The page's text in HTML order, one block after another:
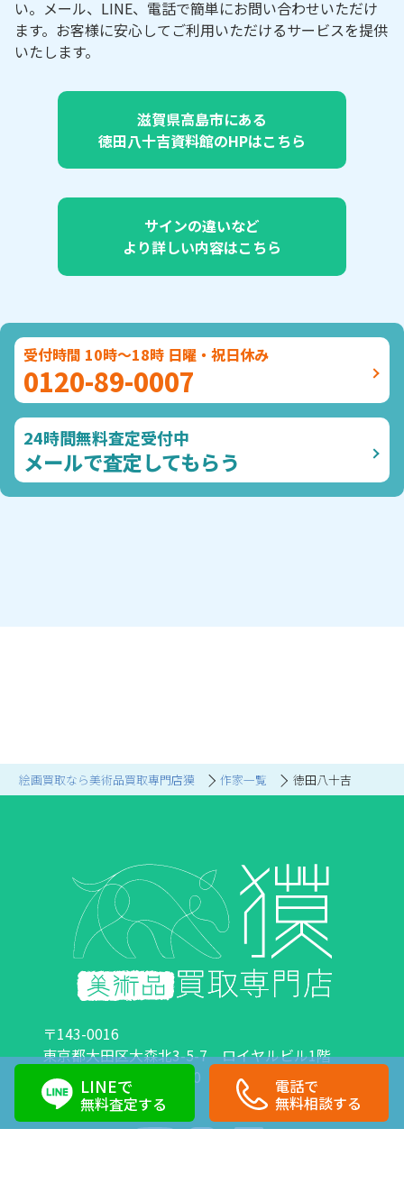
LINEで
無料査定する
電話で
無料相談する
絵画買取なら美術品買取専門店獏 作家一覧 徳田八十吉
い。メール、LINE、電話で簡単にお問い合わせいただけ
ます。お客様に安心してご利用いただけるサービスを提供
いたします。
滋賀県高島市にある
徳田八十吉資料館のHPはこちら
サインの違いなど
より詳しい内容はこちら
受付時間 10時～18時 日曜・祝日休み
0120-89-0007
24時間無料査定受付中
メールで査定してもらう
〒143-0016
東京都大田区大森北3-5-7 ロイヤルビル1階
営業時間：10:00～18:00 定休日：日曜日・祝日
0120-89-0007 03-6423-1033